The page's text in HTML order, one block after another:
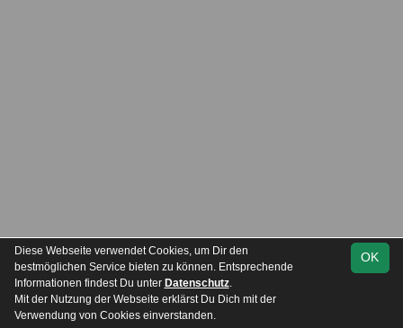
Team
Kreisliga Staffel
1
Spielplan
OK
Diese Webseite verwendet Cookies, um Dir den
bestmöglichen Service bieten zu können. Entsprechende
Informationen findest Du unter Datenschutz.
Mit der Nutzung der Webseite erklärst Du Dich mit der
Verwendung von Cookies einverstanden.